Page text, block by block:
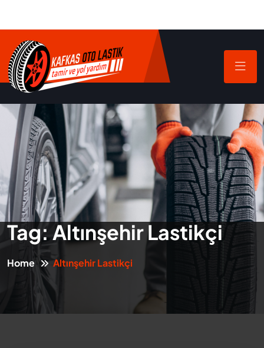
Tag:Altınşehir Lastikçi
Home Altınşehir Lastikçi